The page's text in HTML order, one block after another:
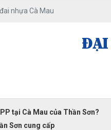
nhựa Cà Mau
ĐẠI
tại Cà Mau của Thần Sơn?
Sơn cung cấp